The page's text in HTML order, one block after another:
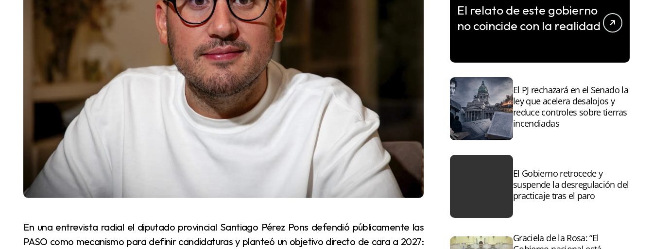
En una entrevista radial el diputado provincial Santiago Pérez Pons defendió públicamente las
PASO como mecanismo para definir candidaturas y planteó un objetivo directo de cara a 2027:
El relato de este gobierno
no coincide con la realidad
El PJ rechazará en el Senado la
ley que acelera desalojos y
reduce controles sobre tierras
incendiadas
El Gobierno retrocede y
suspende la desregulación del
practicaje tras el paro
Graciela de la Rosa: “El